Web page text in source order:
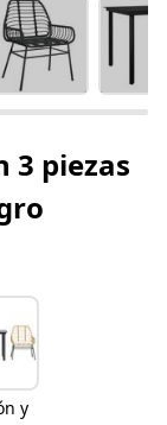
3 piezas
y